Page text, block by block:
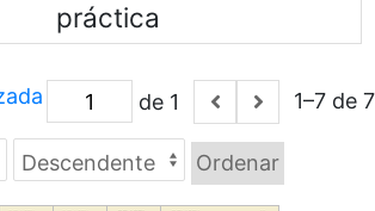
práctica
de 1 1–7 de 7
Ordenar